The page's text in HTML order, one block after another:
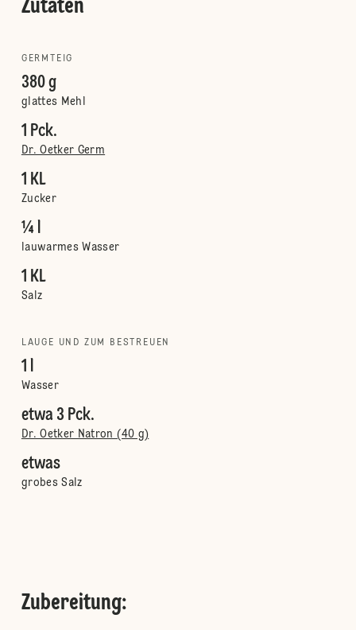
Zutaten
GERMTEIG
380 g
glattes Mehl
1 Pck.
Dr. Oetker Germ
1 KL
Zucker
¼ l
lauwarmes Wasser
1 KL
Salz
LAUGE UND ZUM BESTREUEN
1 l
Wasser
etwa 3 Pck.
Dr. Oetker Natron (40 g)
etwas
grobes Salz
Zubereitung: